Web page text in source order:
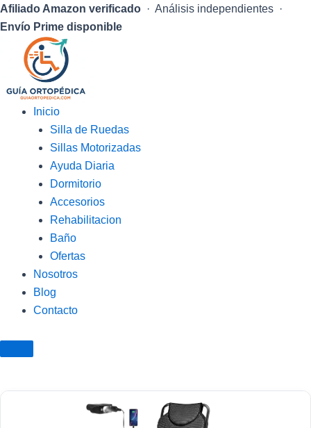
Afiliado Amazon verificado · Análisis independientes ·
Envío Prime disponible
Inicio
Silla de Ruedas
Sillas Motorizadas
Ayuda Diaria
Dormitorio
Accesorios
Rehabilitacion
Baño
Ofertas
Nosotros
Blog
Contacto